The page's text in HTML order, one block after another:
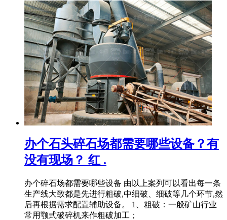
办个石头碎石场都需要哪些设备？有
没有现场？ 红 .
办个碎石场都需要哪些设备 由以上案列可以看出每一条
生产线大致都是先进行粗破,中细破、细破等几个环节,然
后再根据需求配置辅助设备。 1、粗破：一般矿山行业
常用颚式破碎机来作粗破加工；